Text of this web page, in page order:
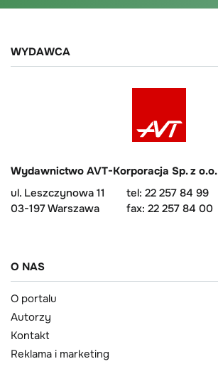
WYDAWCA
Wydawnictwo AVT-Korporacja Sp. z o.o.
ul. Leszczynowa 11
03-197 Warszawa
tel: 22 257 84 99
fax: 22 257 84 00
O NAS
O portalu
Autorzy
Kontakt
Reklama i marketing